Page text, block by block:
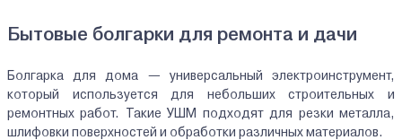
Бытовые болгарки для ремонта и дачи
Болгарка для дома — универсальный электроинструмент,
который используется для небольших строительных и
ремонтных работ. Такие УШМ подходят для резки металла,
шлифовки поверхностей и обработки различных материалов.